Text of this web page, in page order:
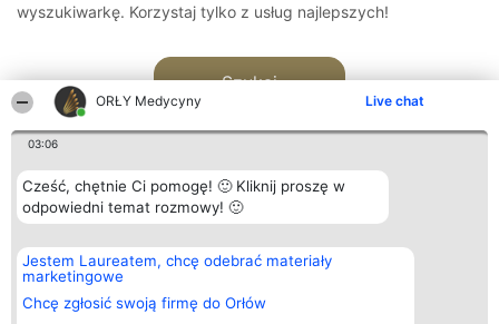
ORŁY Medycyny Live chat
03:06
Cześć, chętnie Ci pomogę! 🙂 Kliknij proszę w
odpowiedni temat rozmowy! 🙂
Jestem Laureatem, chcę odebrać materiały
marketingowe
Chcę zgłosić swoją firmę do Orłów
wyszukiwarkę. Korzystaj tylko z usług najlepszych!
Szukaj
Organizator plebiscytu
Bright Side Solutions sp. z o.
o. sp. k.
ul. Ruska 22
Wrocław 50-079
Plebiscyt
Laureaci
wszystkich
Laureatów
Kontakt
Kontakt